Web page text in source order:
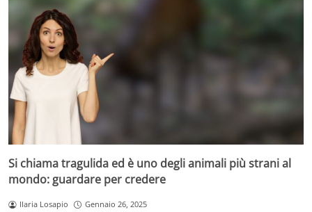
Si chiama tragulida ed è uno degli animali più strani al
mondo: guardare per credere
Ilaria Losapio Gennaio 26, 2025